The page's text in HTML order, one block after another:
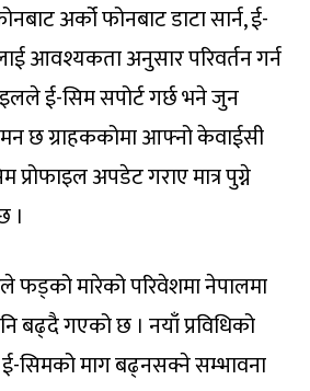
अर्को फोनबाट डाटा सार्न, ई-
आवश्यकता अनुसार परिवर्तन गर्न
ई-सिम सपोर्ट गर्छ भने जुन
छ ग्राहककोमा आफ्नो केवाईसी
प्रोफाइल अपडेट गराए मात्र पुग्ने
।
फड्को मारेको परिवेशमा नेपालमा
बढ्दै गएको छ । नयाँ प्रविधिको
सिमको माग बढ्नसक्ने सम्भावना